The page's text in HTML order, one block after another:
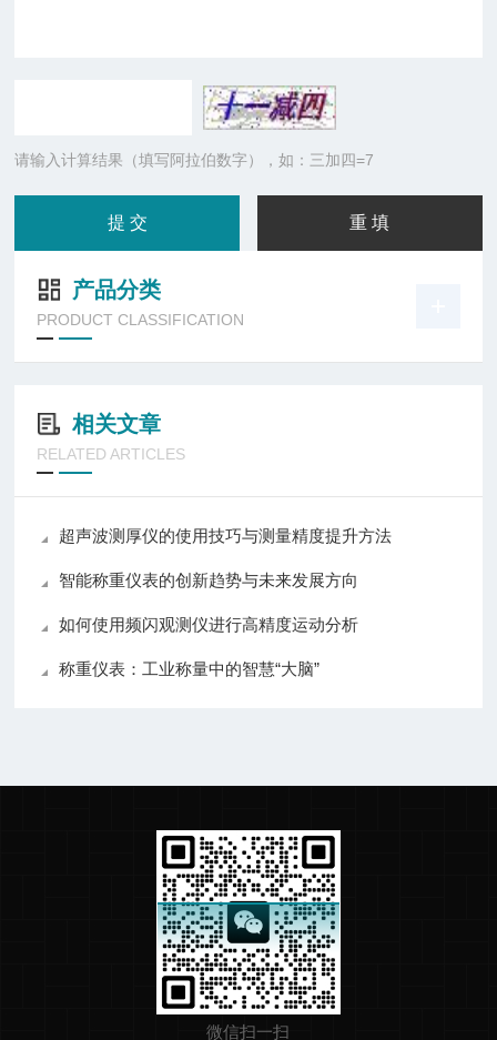
请输入计算结果（填写阿拉伯数字），如：三加四=7
产品分类
PRODUCT CLASSIFICATION
相关文章
RELATED ARTICLES
超声波测厚仪的使用技巧与测量精度提升方法
智能称重仪表的创新趋势与未来发展方向
如何使用频闪观测仪进行高精度运动分析
称重仪表：工业称量中的智慧“大脑”
微信扫一扫